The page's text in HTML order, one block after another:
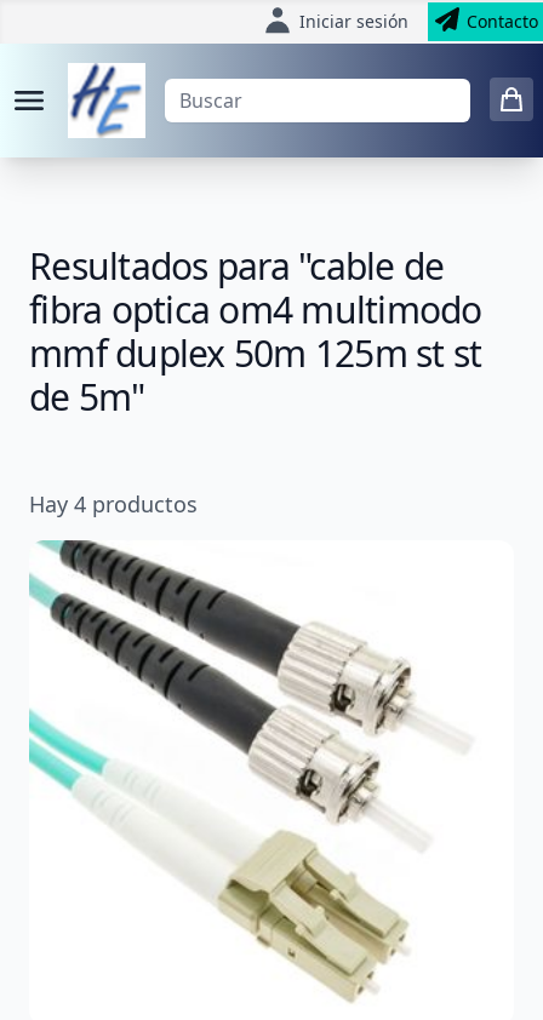
Iniciar sesión Contacto
Resultados para "cable de
fibra optica om4 multimodo
mmf duplex 50m 125m st st
de 5m"
Hay 4 productos